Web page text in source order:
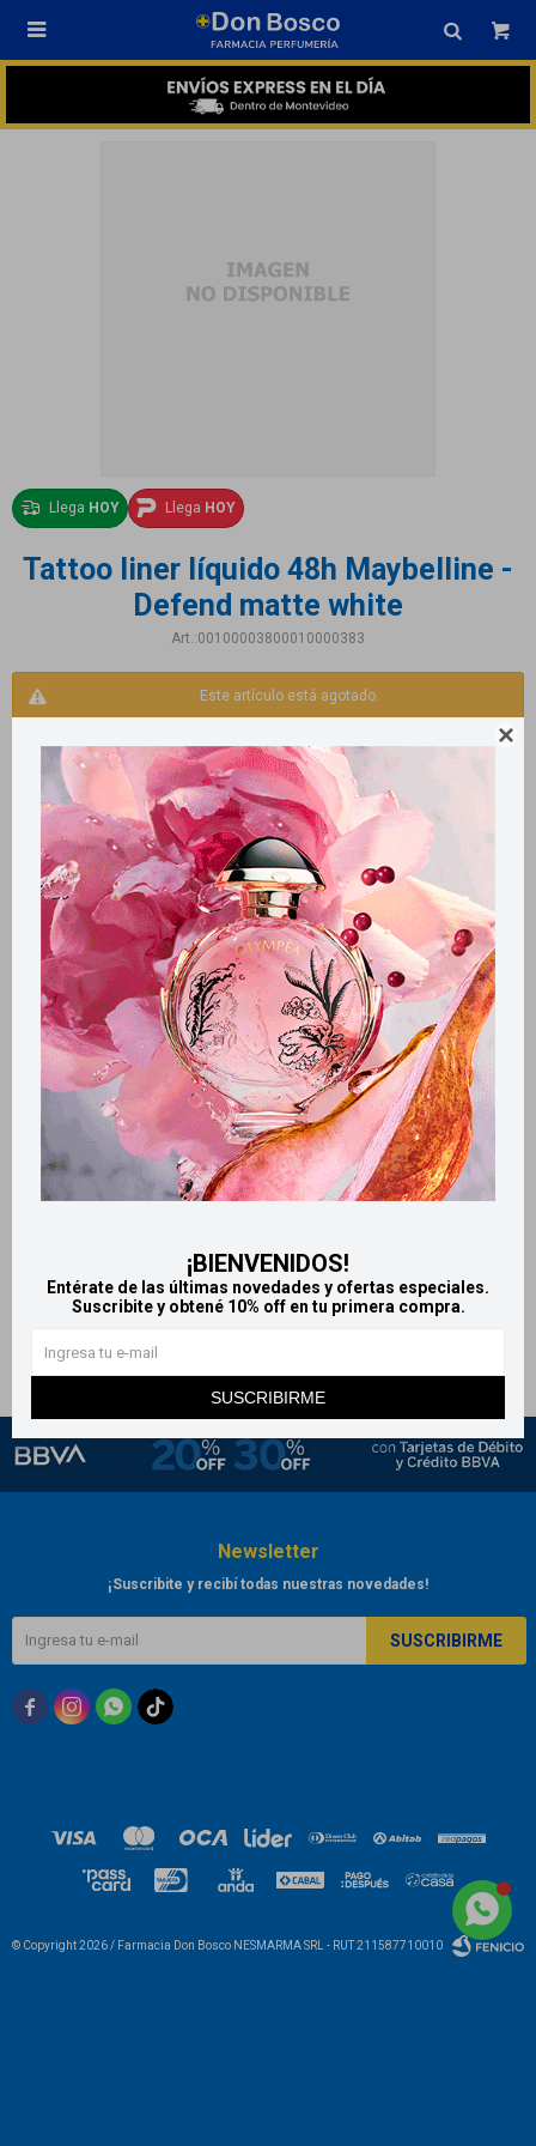

¡BIENVENIDOS!
Entérate de las últimas novedades y ofertas especiales.
Suscribite y obtené 10% off en tu primera compra.
SUSCRIBIRME

Llega HOY Llega HOY
Tattoo liner líquido 48h Maybelline -
Defend matte white
00100003800010000383
Este artículo está agotado.
Productos que te pueden interesar
LlegaHOY
Llega HOY
LlegaHOY
LlegaHOY
$ 460
Newsletter
¡Suscribite y recibí todas nuestras novedades!
SUSCRIBIRME
  
© Copyright 2026 / Farmacia Don Bosco NESMARMA SRL - RUT 211587710010